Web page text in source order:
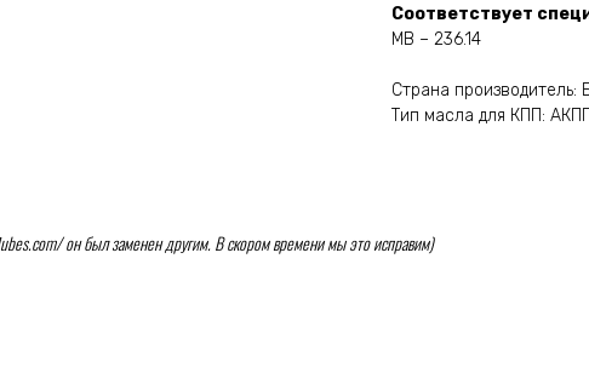
Соответствует
MB – 236.14
Страна производитель:
Тип масла для КПП:
он был заменен другим. В скором времени мы это исправим)